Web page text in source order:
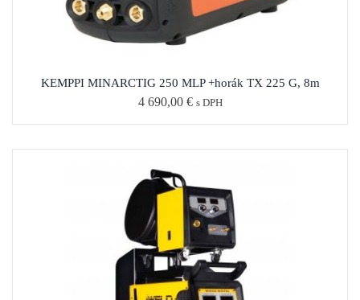
MIG/MAG DOUBLE PULZ
6 977,00 € s DPH